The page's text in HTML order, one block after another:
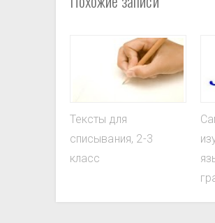
Тексты для
списывания, 2-3
класс